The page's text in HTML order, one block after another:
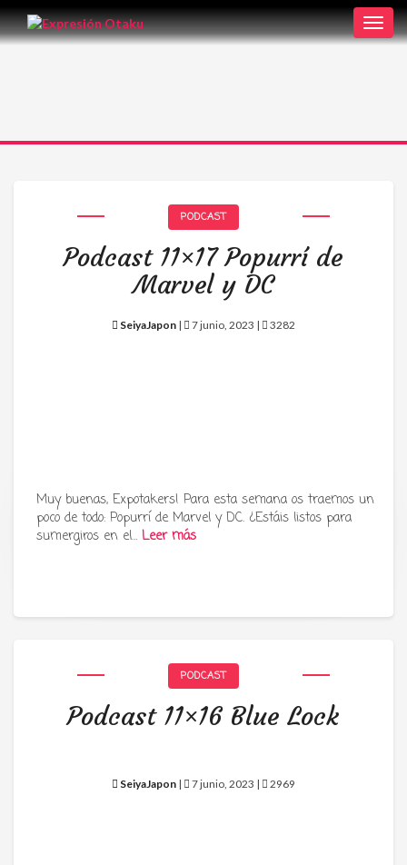
Tu radio y podcast sobre manga,
anime y cultura japonesa ツ
PODCAST
Podcast 11×17 Popurrí de
Marvel y DC
SeiyaJapon | 7 junio, 2023 | 3282
Muy buenas, Expotakers! Para esta semana os traemos un
poco de todo: Popurrí de Marvel y DC. ¿Estáis listos para
sumergiros en el… Leer más
PODCAST
Podcast 11×16 Blue Lock
SeiyaJapon | 7 junio, 2023 | 2969